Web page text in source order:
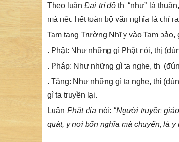
Theo luậnĐại trí độthì “như” là
mà nêu hết toàn bộ văn nghĩa là chỉ
Tam tạng Trường Nhĩ y vào Tam bảo,
. Phật: Như những gì Phật nói, thị
. Pháp: Như những gì ta nghe, thị
. Tăng: Như những gì ta nghe, thị
gì ta truyền lại.
Luận Phật địa nói: “Người truyền
quát, y nơi bốn nghĩa mà chuyển, là